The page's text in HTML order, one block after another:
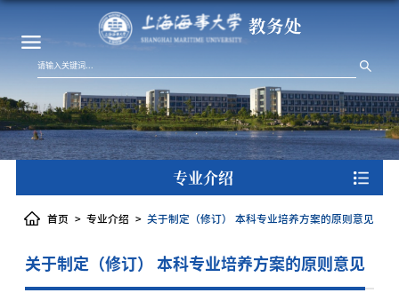
教务处
专业介绍
首页 专业介绍 关于制定（修订） 本科专业培养方案的原则意见
关于制定（修订） 本科专业培养方案的原则意见